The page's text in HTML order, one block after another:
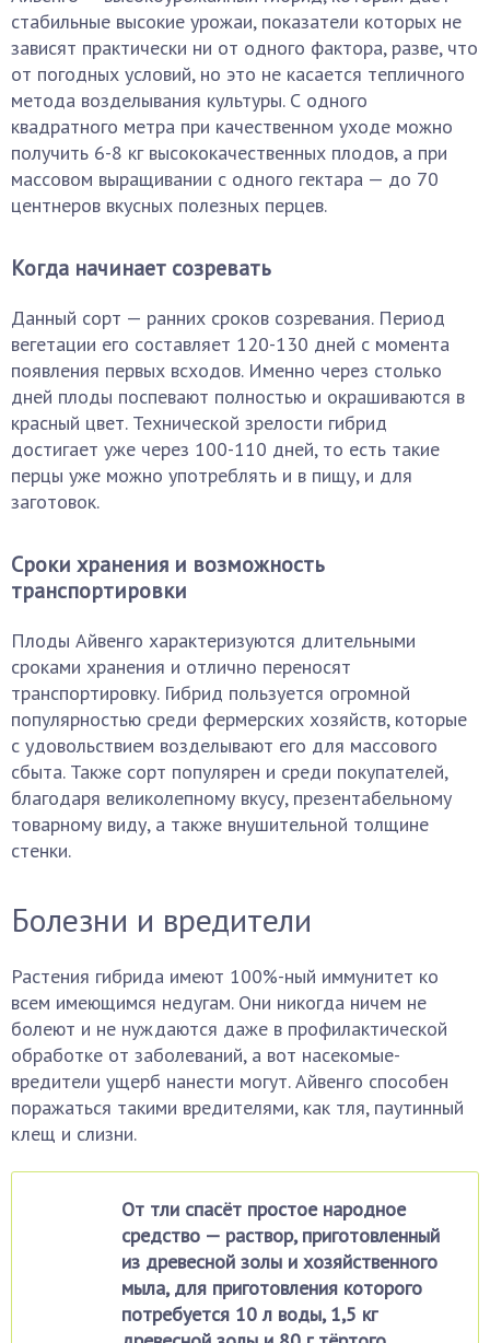
стабильные высокие урожаи, показатели которых не
зависят практически ни от одного фактора, разве, что
от погодных условий, но это не касается тепличного
метода возделывания культуры. С одного
квадратного метра при качественном уходе можно
получить 6-8 кг высококачественных плодов, а при
массовом выращивании с одного гектара — до 70
центнеров вкусных полезных перцев.
Когда начинает созревать
Данный сорт — ранних сроков созревания. Период
вегетации его составляет 120-130 дней с момента
появления первых всходов. Именно через столько
дней плоды поспевают полностью и окрашиваются в
красный цвет. Технической зрелости гибрид
достигает уже через 100-110 дней, то есть такие
перцы уже можно употреблять и в пищу, и для
заготовок.
Сроки хранения и возможность
транспортировки
Плоды Айвенго характеризуются длительными
сроками хранения и отлично переносят
транспортировку. Гибрид пользуется огромной
популярностью среди фермерских хозяйств, которые
с удовольствием возделывают его для массового
сбыта. Также сорт популярен и среди покупателей,
благодаря великолепному вкусу, презентабельному
товарному виду, а также внушительной толщине
стенки.
Болезни и вредители
Растения гибрида имеют 100%-ный иммунитет ко
всем имеющимся недугам. Они никогда ничем не
болеют и не нуждаются даже в профилактической
обработке от заболеваний, а вот насекомые-
вредители ущерб нанести могут. Айвенго способен
поражаться такими вредителями, как тля, паутинный
клещ и слизни.
От тли спасёт простое народное
средство — раствор, приготовленный
из древесной золы и хозяйственного
мыла, для приготовления которого
потребуется 10 л воды, 1,5 кг